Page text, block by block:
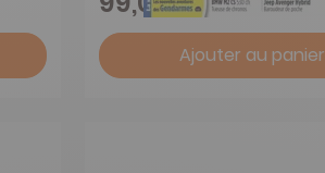
Ajouter au panier